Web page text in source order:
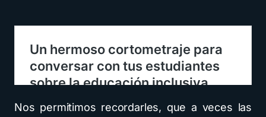
Nos permitimos recordarles, que a veces las